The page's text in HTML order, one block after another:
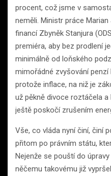
procent, což jsme v
neměli. Ministr práce
financí Zbyněk Stanjura
premiéra, aby bez prodlení
minimálně od loňského
mimořádné zvyšování penzí
protože inflace, na niž je
už pěkně divoce roztáčela
ještě poskočí zrušením
Vše, co vláda nyní činí, činí
přitom po právním státu,
Nejenže se pouští do
něčemu takovému již